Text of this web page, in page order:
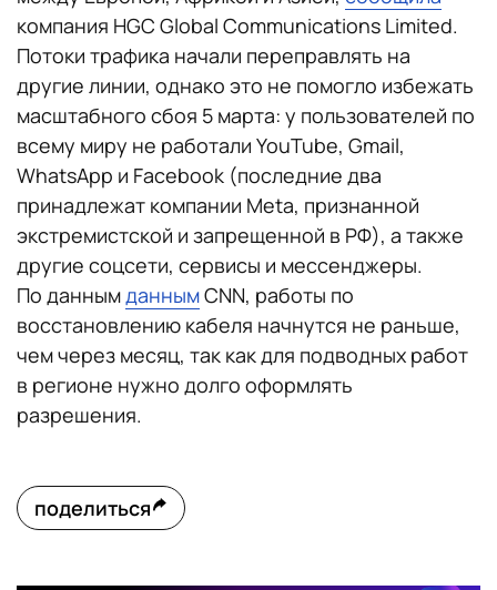
компания HGC Global Communications Limited.
Потоки трафика начали переправлять на
другие линии, однако это не помогло избежать
масштабного сбоя 5 марта: у пользователей по
всему миру не работали YouTube, Gmail,
WhatsApp и Facebook (последние два
принадлежат компании Meta, признанной
экстремистской и запрещенной в РФ), а также
другие соцсети, сервисы и мессенджеры.
По даннымданнымCNN, работы по
восстановлению кабеля начнутся не раньше,
чем через месяц, так как для подводных работ
в регионе нужно долго оформлять
разрешения.
поделиться